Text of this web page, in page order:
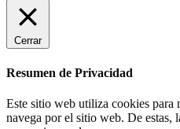
Cerrar
Resumen de Privacidad
Este sitio web utiliza cookies para
navega por el sitio web. De estas,